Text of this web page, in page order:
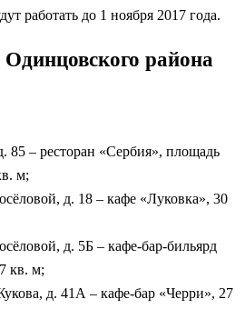
работать до 1 ноября 2017 года.
района
85 – ресторан «Сербия», площадь
м;
д. 18 – кафе «Луковка», 30
д. 5Б – кафе-бар-бильярд
кв. м;
д. 41А – кафе-бар «Черри», 27